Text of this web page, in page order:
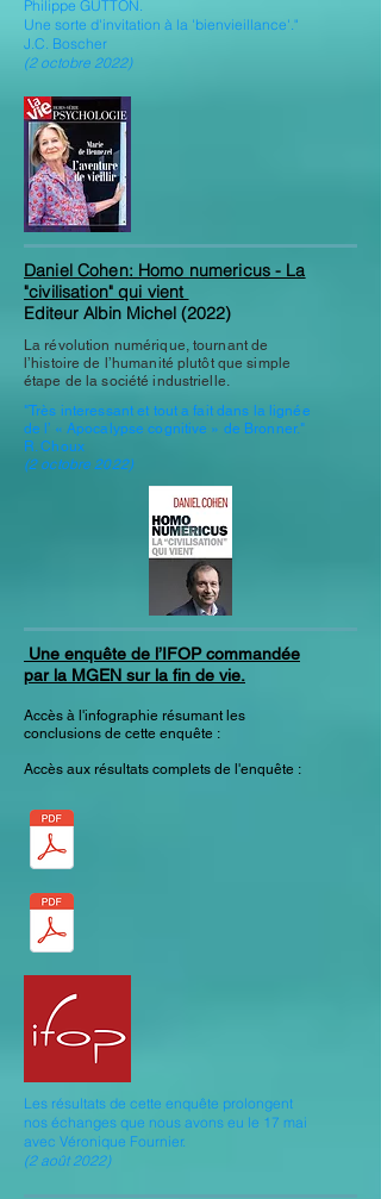
Philippe GUTTON.
Une sorte d'invitation à la 'bienvieillance'."
J.C. Boscher
(2 octobre 2022)
Daniel Cohen: Homo numericus - La
"civilisation" qui vient
Editeur Albin Michel (2022)
La révolution numérique, tournant de
l’histoire de l’humanité plutôt que simple
étape de la société industrielle.
"Très interessant et tout a fait dans la lignée
de l’ « Apocalypse cognitive » de Bronner."
R. Choux
(2 octobre 2022)
Une enquête de l’IFOP commandée
par la MGEN sur la fin de vie.
Accès à l'infographie résumant les
conclusions de cette enquête :
Accès aux résultats complets de l'enquête :
Les résultats de cette enquête prolongent
nos échanges que nous avons eu le 17 mai
avec Véronique Fournier.
(2 août 2022)